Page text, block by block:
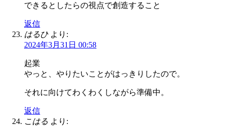
できるとしたらの視点で創造すること
返信
はるひ より:
2024年3月31日 00:58
起業
やっと、やりたいことがはっきりしたので。
それに向けてわくわくしながら準備中。
返信
こはる より: